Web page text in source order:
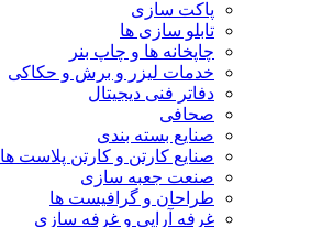
پاکت سازی
تابلو سازی ها
چاپخانه ها و چاپ بنر
خدمات لیزر و برش و حکاکی
دفاتر فنی دیجیتال
صحافی
صنایع بسته بندی
صنایع کارتن و کارتن پلاست ها
صنعت جعبه سازی
طراحان و گرافیست ها
غرفه آرایی و غرفه سازی